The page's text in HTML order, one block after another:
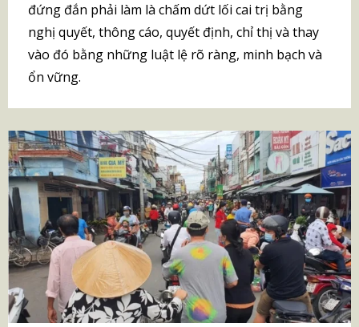
đứng đắn phải làm là chấm dứt lối cai trị bằng
nghị quyết, thông cáo, quyết định, chỉ thị và thay
vào đó bằng những luật lệ rõ ràng, minh bạch và
ổn vững.